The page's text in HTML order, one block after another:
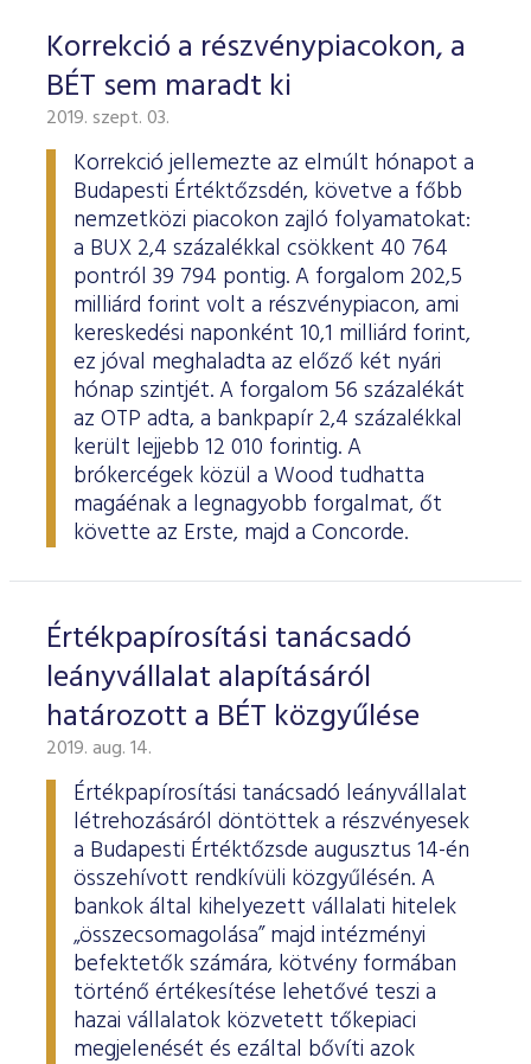
Korrekció a részvénypiacokon, a
BÉT sem maradt ki
2019. szept. 03.
Korrekció jellemezte az elmúlt hónapot a
Budapesti Értéktőzsdén, követve a főbb
nemzetközi piacokon zajló folyamatokat:
a BUX 2,4 százalékkal csökkent 40 764
pontról 39 794 pontig. A forgalom 202,5
milliárd forint volt a részvénypiacon, ami
kereskedési naponként 10,1 milliárd forint,
ez jóval meghaladta az előző két nyári
hónap szintjét. A forgalom 56 százalékát
az OTP adta, a bankpapír 2,4 százalékkal
került lejjebb 12 010 forintig. A
brókercégek közül a Wood tudhatta
magáénak a legnagyobb forgalmat, őt
követte az Erste, majd a Concorde.
Értékpapírosítási tanácsadó
leányvállalat alapításáról
határozott a BÉT közgyűlése
2019. aug. 14.
Értékpapírosítási tanácsadó leányvállalat
létrehozásáról döntöttek a részvényesek
a Budapesti Értéktőzsde augusztus 14-én
összehívott rendkívüli közgyűlésén. A
bankok által kihelyezett vállalati hitelek
„összecsomagolása” majd intézményi
befektetők számára, kötvény formában
történő értékesítése lehetővé teszi a
hazai vállalatok közvetett tőkepiaci
megjelenését és ezáltal bővíti azok